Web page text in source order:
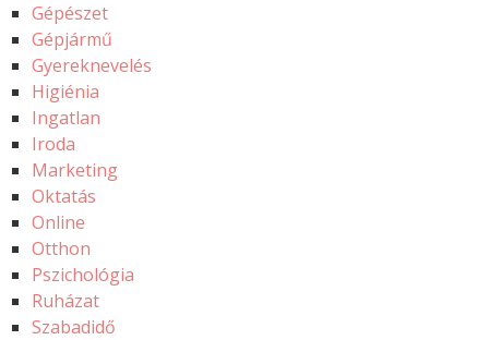
Gépészet
Gépjármű
Gyereknevelés
Higiénia
Ingatlan
Iroda
Marketing
Oktatás
Online
Otthon
Pszichológia
Ruházat
Szabadidő